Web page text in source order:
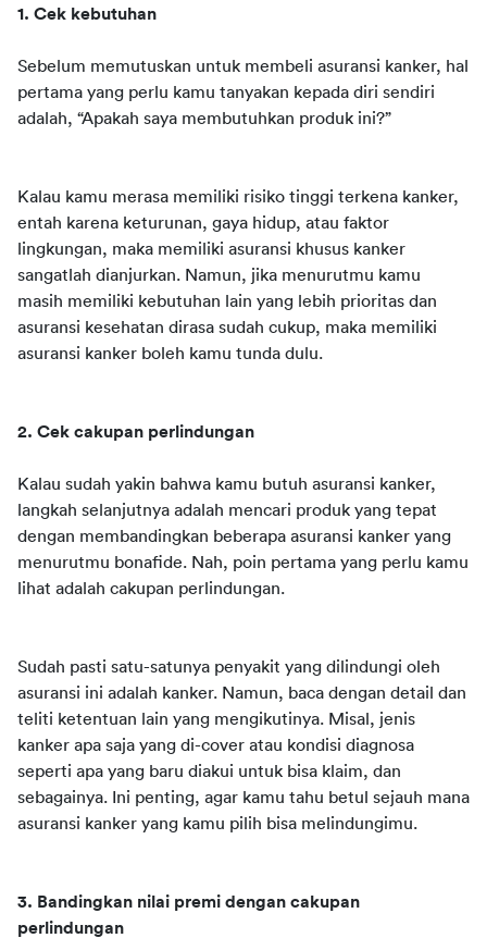
1. Cek kebutuhan
Sebelum memutuskan untuk membeli asuransi kanker, hal
pertama yang perlu kamu tanyakan kepada diri sendiri
adalah, “Apakah saya membutuhkan produk ini?”
Kalau kamu merasa memiliki risiko tinggi terkena kanker,
entah karena keturunan, gaya hidup, atau faktor
lingkungan, maka memiliki asuransi khusus kanker
sangatlah dianjurkan. Namun, jika menurutmu kamu
masih memiliki kebutuhan lain yang lebih prioritas dan
asuransi kesehatan dirasa sudah cukup, maka memiliki
asuransi kanker boleh kamu tunda dulu.
2. Cek cakupan perlindungan
Kalau sudah yakin bahwa kamu butuh asuransi kanker,
langkah selanjutnya adalah mencari produk yang tepat
dengan membandingkan beberapa asuransi kanker yang
menurutmu bonafide. Nah, poin pertama yang perlu kamu
lihat adalah cakupan perlindungan.
Sudah pasti satu-satunya penyakit yang dilindungi oleh
asuransi ini adalah kanker. Namun, baca dengan detail dan
teliti ketentuan lain yang mengikutinya. Misal, jenis
kanker apa saja yang di-cover atau kondisi diagnosa
seperti apa yang baru diakui untuk bisa klaim, dan
sebagainya. Ini penting, agar kamu tahu betul sejauh mana
asuransi kanker yang kamu pilih bisa melindungimu.
3. Bandingkan nilai premi dengan cakupan
perlindungan